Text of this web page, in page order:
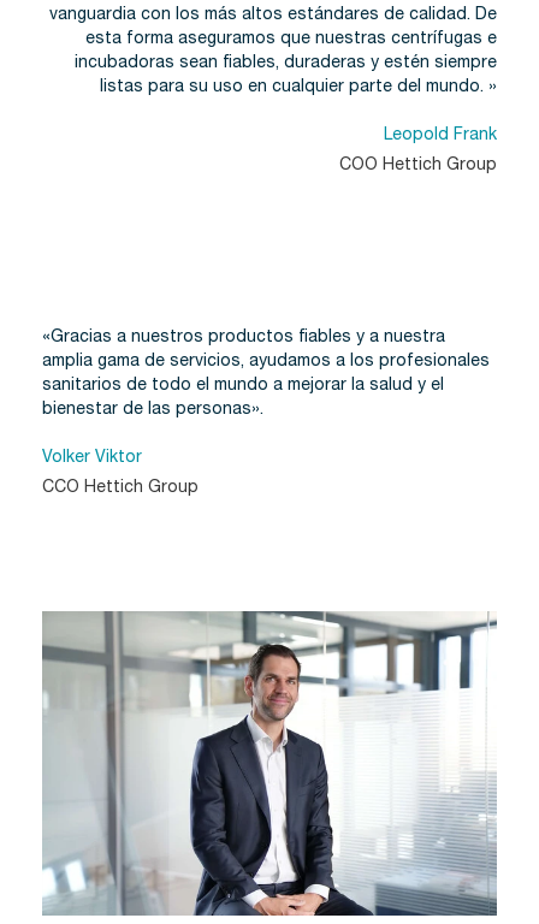
vanguardia con los más altos estándares de calidad. De
esta forma aseguramos que nuestras centrífugas e
incubadoras sean fiables, duraderas y estén siempre
listas para su uso en cualquier parte del mundo. »
Leopold Frank
COO Hettich Group
«Gracias a nuestros productos fiables y a nuestra
amplia gama de servicios, ayudamos a los profesionales
sanitarios de todo el mundo a mejorar la salud y el
bienestar de las personas».
Volker Viktor
CCO Hettich Group